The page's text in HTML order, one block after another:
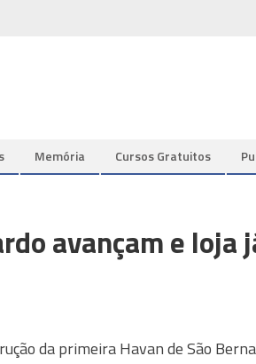
Memória Cursos Gratuitos
avançam e loja
da primeira Havan de São